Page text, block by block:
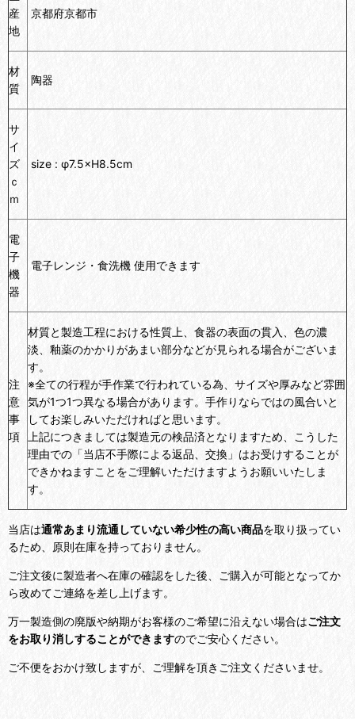
産
地
京都府京都市
材
質
陶器
サ
イ
ズ
ｃ
ｍ
size : φ7.5×H8.5cm
電
子
機
器
電子レンジ・食洗機 使用できます
注
意
事
項
材質と製造工程における性質上、食器の表面の貫入、色の濃
淡、釉薬のかかりがあまい部分などが見られる場合がございま
す。
※全ての行程が手作業で行われている為、サイズや厚みなど雰囲
気が1つ1つ異なる場合があります。手作りならではの風合いと
してお楽しみいただければと思います。
上記につきましては製造元の検品済となりますため、こうした
理由での「当店不手際による返品、交換」はお受けすることが
できかねますことをご理解いただけますようお願いいたしま
す。
当店は通常あまり流通していない希少性の高い商品を取り扱ってい
るため、原則在庫を持っておりません。
ご注文後に製造者へ在庫の確認をした後、ご購入が可能となってか
ら改めてご連絡を差し上げます。
万一製造側の廃版や納期がお客様のご希望に沿えない場合はご注文
をお取り消しすることができますのでご安心ください。
ご不便をおかけ致しますが、ご理解を頂きご注文くださいませ。